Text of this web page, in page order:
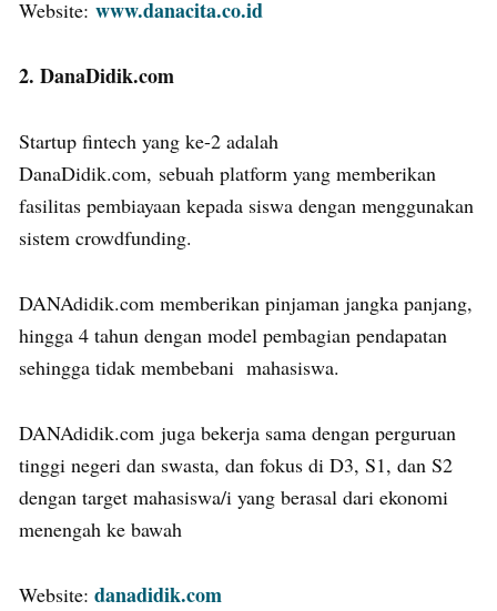
Website: www.danacita.co.id
2. DanaDidik.com
Startup fintech yang ke-2 adalah
DanaDidik.com, sebuah platform yang memberikan
fasilitas pembiayaan kepada siswa dengan menggunakan
sistem crowdfunding.
DANAdidik.com memberikan pinjaman jangka panjang,
hingga 4 tahun dengan model pembagian pendapatan
sehingga tidak membebani mahasiswa.
DANAdidik.com juga bekerja sama dengan perguruan
tinggi negeri dan swasta, dan fokus di D3, S1, dan S2
dengan target mahasiswa/i yang berasal dari ekonomi
menengah ke bawah
Website: danadidik.com